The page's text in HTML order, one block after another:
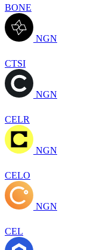
BONE
NGN
CTSI
NGN
CELR
NGN
CELO
NGN
CEL